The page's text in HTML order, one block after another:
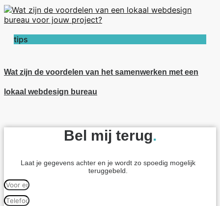
tips
Wat zijn de voordelen van het samenwerken met een
lokaal webdesign bureau
Bel mij terug.
Laat je gegevens achter en je wordt zo spoedig mogelijk
teruggebeld.